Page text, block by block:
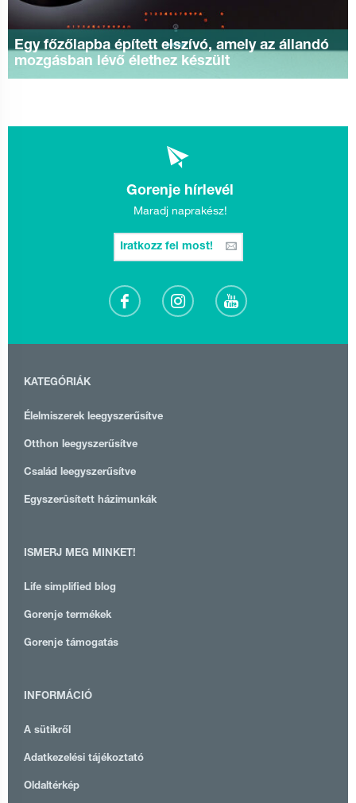
Egy főzőlapba épített elszívó, amely az állandó
mozgásban lévő élethez készült
Gorenje hírlevél
Maradj naprakész!
Iratkozz fel most!
KATEGÓRIÁK
Élelmiszerek leegyszerűsítve
Otthon leegyszerűsítve
Család leegyszerűsítve
Egyszerûsített házimunkák
ISMERJ MEG MINKET!
Life simplified blog
Gorenje termékek
Gorenje támogatás
INFORMÁCIÓ
A sütikről
Adatkezelési tájékoztató
Oldaltérkép